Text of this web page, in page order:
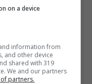
della
Kalush
on a device
information from
and other device
shared with 319
We and our partners
of partners.